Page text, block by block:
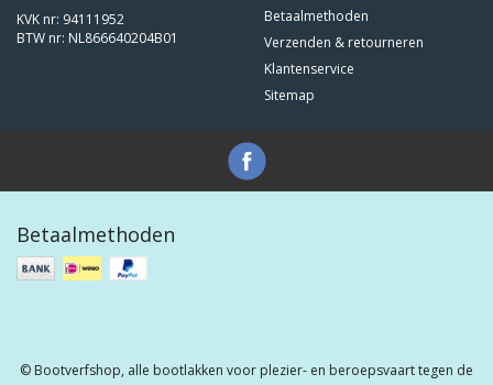
KVK nr: 94111952
BTW nr: NL866640204B01
Betaalmethoden
Verzenden & retourneren
Klantenservice
Sitemap
Betaalmethoden
© Bootverfshop, alle bootlakken voor plezier- en beroepsvaart tegen de